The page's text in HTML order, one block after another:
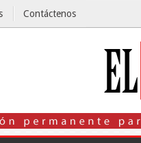
Contáctenos